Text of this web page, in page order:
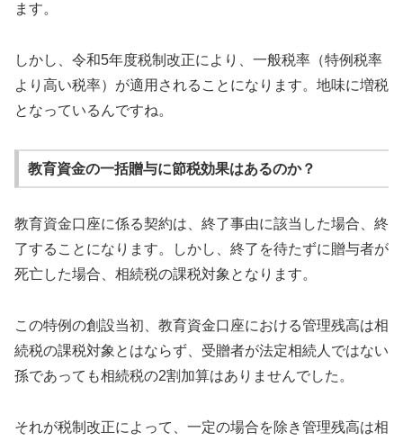
ます。
しかし、令和5年度税制改正により、一般税率（特例税率
より高い税率）が適用されることになります。地味に増税
となっているんですね。
教育資金の一括贈与に節税効果はあるのか？
教育資金口座に係る契約は、終了事由に該当した場合、終
了することになります。しかし、終了を待たずに贈与者が
死亡した場合、相続税の課税対象となります。
この特例の創設当初、教育資金口座における管理残高は相
続税の課税対象とはならず、受贈者が法定相続人ではない
孫であっても相続税の2割加算はありませんでした。
それが税制改正によって、一定の場合を除き管理残高は相